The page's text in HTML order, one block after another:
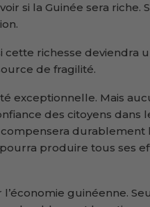
si la Guinée sera riche.
cette richesse deviendra
de fragilité.
exceptionnelle. Mais
des citoyens dans
durablement
produire tous ses
guinéenne.